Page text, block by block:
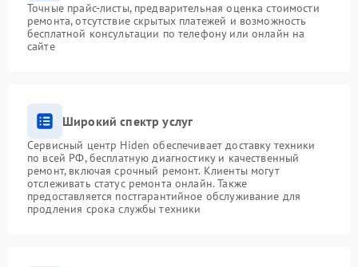
Точные прайс-листы, предварительная оценка стоимости
ремонта, отсутствие скрытых платежей и возможность
бесплатной консультации по телефону или онлайн на
сайте
Широкий спектр услуг
Сервисный центр Hiden обеспечивает доставку техники
по всей РФ, бесплатную диагностику и качественный
ремонт, включая срочный ремонт. Клиенты могут
отслеживать статус ремонта онлайн. Также
предоставляется постгарантийное обслуживание для
продления срока службы техники